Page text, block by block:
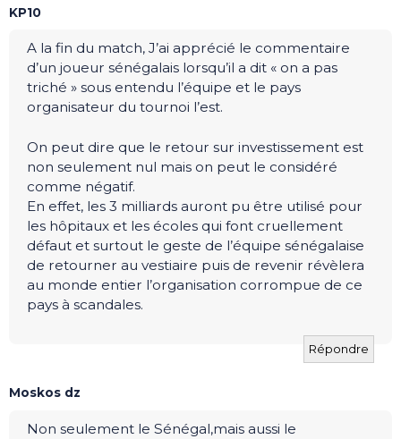
KP10
A la fin du match, J’ai apprécié le commentaire
d’un joueur sénégalais lorsqu’il a dit « on a pas
triché » sous entendu l’équipe et le pays
organisateur du tournoi l’est.
On peut dire que le retour sur investissement est
non seulement nul mais on peut le considéré
comme négatif.
En effet, les 3 milliards auront pu être utilisé pour
les hôpitaux et les écoles qui font cruellement
défaut et surtout le geste de l’équipe sénégalaise
de retourner au vestiaire puis de revenir révèlera
au monde entier l’organisation corrompue de ce
pays à scandales.
Répondre
Moskos dz
Non seulement le Sénégal,mais aussi le